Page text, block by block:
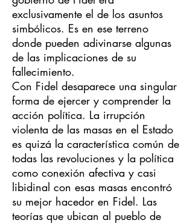
exclusivamente el de los asuntos
simbólicos. Es en ese terreno
donde pueden adivinarse algunas
de las implicaciones de su
fallecimiento.
Con Fidel desaparece una singular
forma de ejercer y comprender la
acción política. La irrupción
violenta de las masas en el Estado
es quizá la característica común de
todas las revoluciones y la política
como conexión afectiva y casi
libidinal con esas masas encontró
su mejor hacedor en Fidel. Las
teorías que ubican al pueblo de